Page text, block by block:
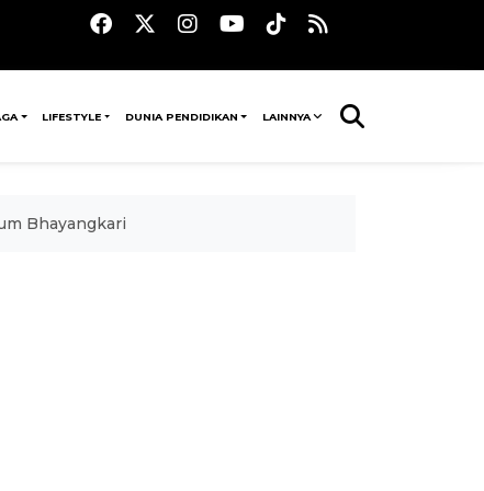
LIFESTYLE DUNIA PENDIDIKAN LAINNYA
Bhayangkari